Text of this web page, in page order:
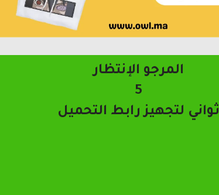
المرجو الإنتظار
4
ثواني لتجهيز رابط التحميل